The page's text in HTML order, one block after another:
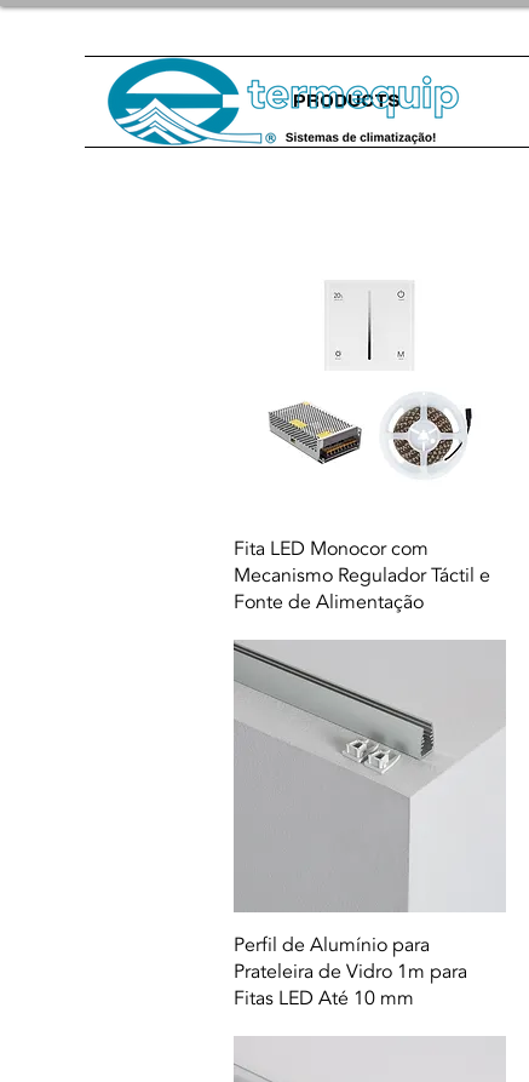
PRODUCTS
Quick View
Fita LED Monocor com
Mecanismo Regulador Táctil e
Fonte de Alimentação
Quick View
Perfil de Alumínio para
Prateleira de Vidro 1m para
Fitas LED Até 10 mm